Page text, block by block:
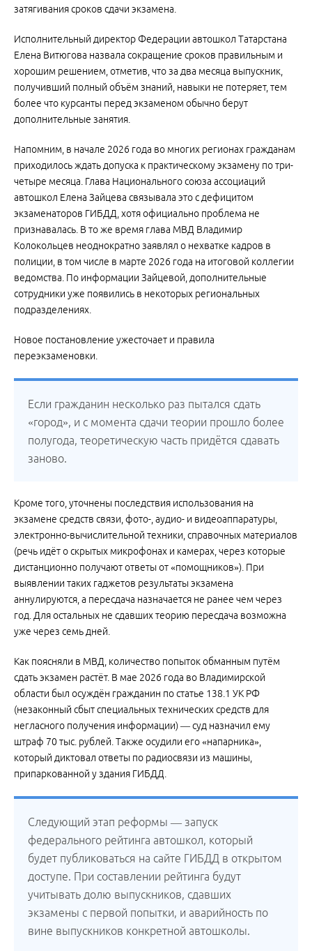
затягивания сроков сдачи экзамена.
Исполнительный директор Федерации автошкол Татарстана
Елена Витюгова назвала сокращение сроков правильным и
хорошим решением, отметив, что за два месяца выпускник,
получивший полный объём знаний, навыки не потеряет, тем
более что курсанты перед экзаменом обычно берут
дополнительные занятия.
Напомним, в начале 2026 года во многих регионах гражданам
приходилось ждать допуска к практическому экзамену по три-
четыре месяца. Глава Национального союза ассоциаций
автошкол Елена Зайцева связывала это с дефицитом
экзаменаторов ГИБДД, хотя официально проблема не
признавалась. В то же время глава МВД Владимир
Колокольцев неоднократно заявлял о нехватке кадров в
полиции, в том числе в марте 2026 года на итоговой коллегии
ведомства. По информации Зайцевой, дополнительные
сотрудники уже появились в некоторых региональных
подразделениях.
Новое постановление ужесточает и правила
переэкзаменовки.
Если гражданин несколько раз пытался сдать
«город», и с момента сдачи теории прошло более
полугода, теоретическую часть придётся сдавать
заново.
Кроме того, уточнены последствия использования на
экзамене средств связи, фото-, аудио- и видеоаппаратуры,
электронно-вычислительной техники, справочных материалов
(речь идёт о скрытых микрофонах и камерах, через которые
дистанционно получают ответы от «помощников»). При
выявлении таких гаджетов результаты экзамена
аннулируются, а пересдача назначается не ранее чем через
год. Для остальных не сдавших теорию пересдача возможна
уже через семь дней.
Как поясняли в МВД, количество попыток обманным путём
сдать экзамен растёт. В мае 2026 года во Владимирской
области был осуждён гражданин по статье 138.1 УК РФ
(незаконный сбыт специальных технических средств для
негласного получения информации) — суд назначил ему
штраф 70 тыс. рублей. Также осудили его «напарника»,
который диктовал ответы по радиосвязи из машины,
припаркованной у здания ГИБДД.
Следующий этап реформы — запуск
федерального рейтинга автошкол, который
будет публиковаться на сайте ГИБДД в открытом
доступе. При составлении рейтинга будут
учитывать долю выпускников, сдавших
экзамены с первой попытки, и аварийность по
вине выпускников конкретной автошколы.